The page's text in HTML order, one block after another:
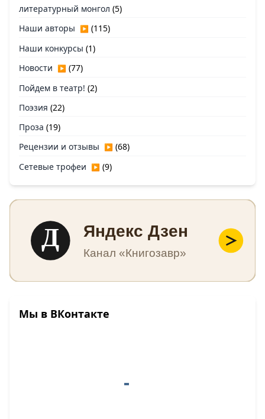
литературный монгол (5)
Наши авторы ▶ (115)
Наши конкурсы (1)
Новости ▶ (77)
Пойдем в театр! (2)
Поэзия (22)
Проза (19)
Рецензии и отзывы ▶ (68)
Сетевые трофеи ▶ (9)
Д Яндекс Дзен
Канал «Книгозавр»
Мы в ВКонтакте